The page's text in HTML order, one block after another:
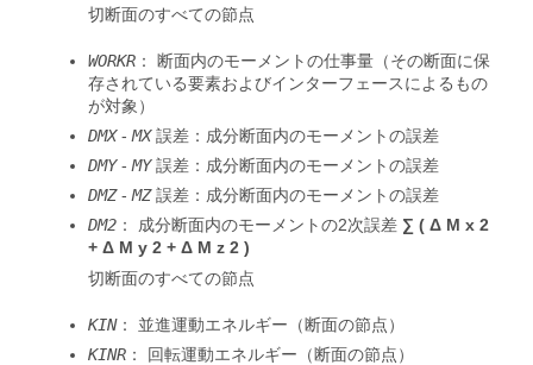
切断面のすべての節点
WORKR ： 断面内のモーメントの仕事量（その断面に保
存されている要素およびインターフェースによるもの
が対象）
DMX- MX誤差：成分断面内のモーメントの誤差
DMY- MY誤差：成分断面内のモーメントの誤差
DMZ- MZ誤差：成分断面内のモーメントの誤差
DM2 ： 成分断面内のモーメントの2次誤差 ∑ ( Δ M x 2
+ Δ M y 2 + Δ M z 2 )
切断面のすべての節点
KIN： 並進運動エネルギー（断面の節点）
KINR ： 回転運動エネルギー（断面の節点）